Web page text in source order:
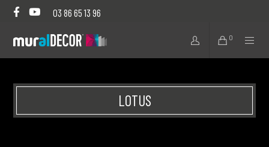
03 86 65 13 96
0
LOTUS